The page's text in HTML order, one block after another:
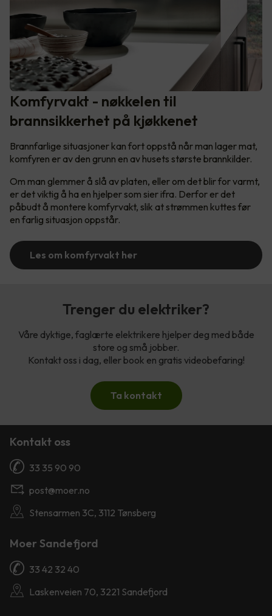
Komfyrvakt - nøkkelen til
brannsikkerhet på kjøkkenet
Brannfarlige situasjoner kan fort oppstå når man lager mat,
komfyren er av den grunn en av husets største brannkilder.
Om man glemmer å slå av platen, eller om det blir for varmt,
er det viktig å ha en hjelper som sier ifra. Derfor er det
påbudt å montere komfyrvakt, slik at strømmen kuttes før
en farlig situasjon oppstår.
Les om komfyrvakt her
Trenger du elektriker?
Våre dyktige, faglærte elektrikere hjelper deg med både
store og små jobber.
Kontakt oss i dag, eller book en gratis videobefaring!
Ta kontakt
Kontakt oss
33 35 90 90
post@moer.no
Stensarmen 3C, 3112 Tønsberg
Moer Sandefjord
33 42 32 40
Laskenveien 70, 3221 Sandefjord